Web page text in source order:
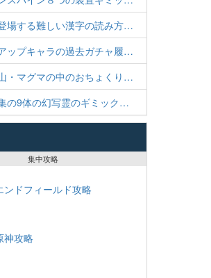
場する難しい漢字の読み方…
ップキャラの過去ガチャ履…
・マグマの中のおちょくり…
の9体の幻写霊のギミック…
集中攻略
ドフィールド攻略
攻略